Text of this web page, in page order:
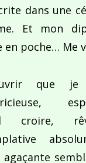
dans une
Et mon
en poche… Me
que je
croire,